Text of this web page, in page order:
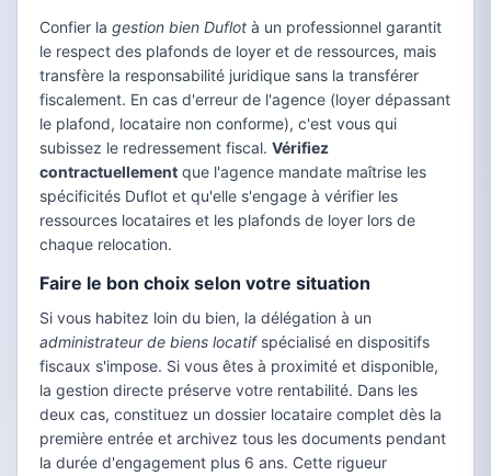
Confier la gestion bien Duflot à un professionnel garantit
le respect des plafonds de loyer et de ressources, mais
transfère la responsabilité juridique sans la transférer
fiscalement. En cas d'erreur de l'agence (loyer dépassant
le plafond, locataire non conforme), c'est vous qui
subissez le redressement fiscal. Vérifiez
contractuellement que l'agence mandate maîtrise les
spécificités Duflot et qu'elle s'engage à vérifier les
ressources locataires et les plafonds de loyer lors de
chaque relocation.
Faire le bon choix selon votre situation
Si vous habitez loin du bien, la délégation à un
administrateur de biens locatifspécialisé en dispositifs
fiscaux s'impose. Si vous êtes à proximité et disponible,
la gestion directe préserve votre rentabilité. Dans les
deux cas, constituez un dossier locataire complet dès la
première entrée et archivez tous les documents pendant
la durée d'engagement plus 6 ans. Cette rigueur